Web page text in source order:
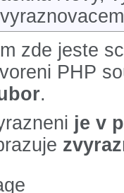
zde jeste
PHP
.
je v